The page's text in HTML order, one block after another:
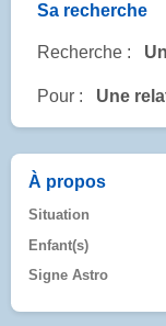
Sa recherche
Recherche :
Pour : Une
À propos
Situation
Enfant(s)
Signe Astro